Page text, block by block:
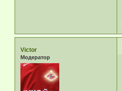
Victor
Модератор